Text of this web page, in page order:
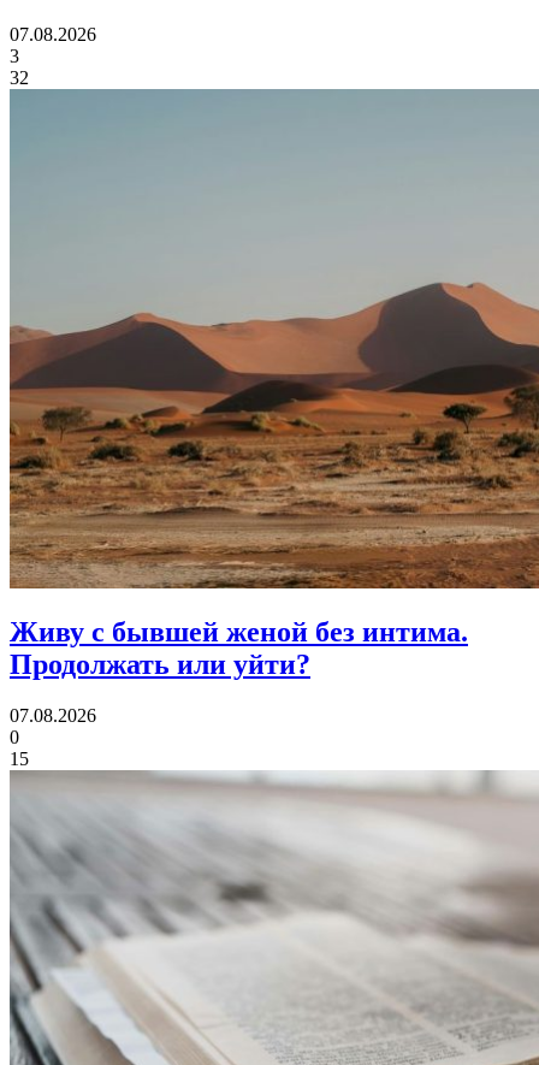
07.08.2026
3
32
Живу с бывшей женой без интима.
Продолжать или уйти?
07.08.2026
0
15